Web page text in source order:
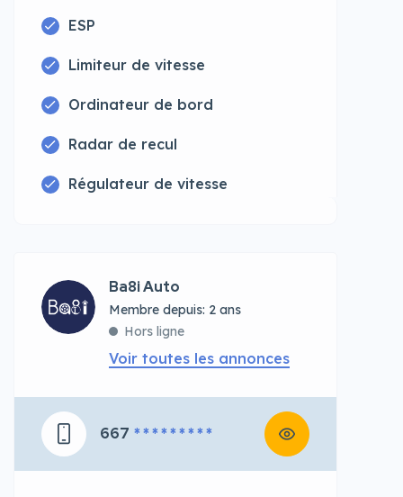
ESP
Limiteur de vitesse
Ordinateur de bord
Radar de recul
Régulateur de vitesse
Ba8i Auto
Membre depuis: 2 ans
Hors ligne
Voir toutes les annonces
667 * * * * * * * * *